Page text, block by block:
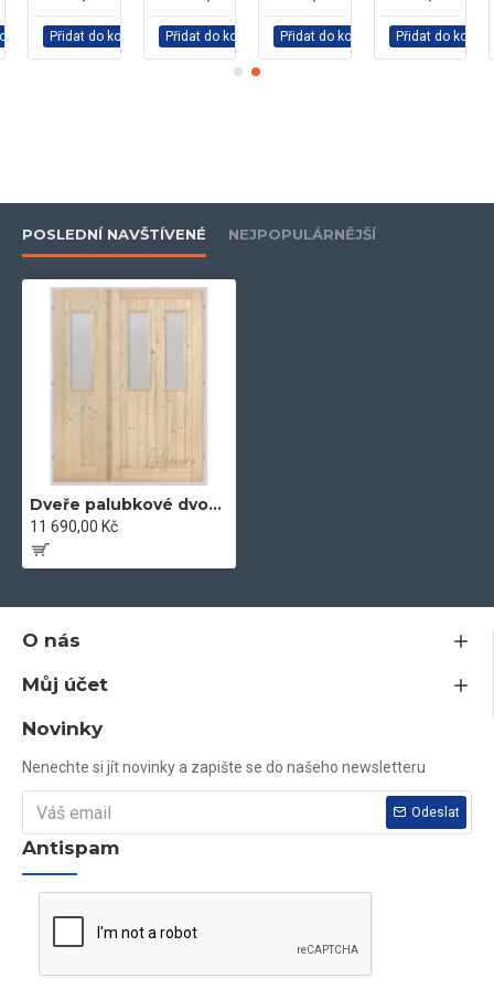
Přidat do košíku Přidat do košíku Přidat do košíku Přidat do košíku
POSLEDNÍ NAVŠTÍVENÉ NEJPOPULÁRNĚJŠÍ
Dveře palubkové dvoukřídlé 145cm 3x sklo
11 690,00 Kč
O nás
Můj účet
Novinky
Nenechte si jít novinky a zapište se do našeho newsletteru
Odeslat
Antispam